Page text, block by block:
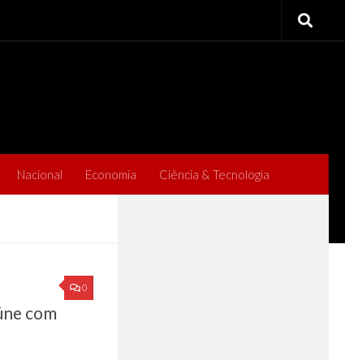
Nacional Economia Ciência & Tecnologia
0
com